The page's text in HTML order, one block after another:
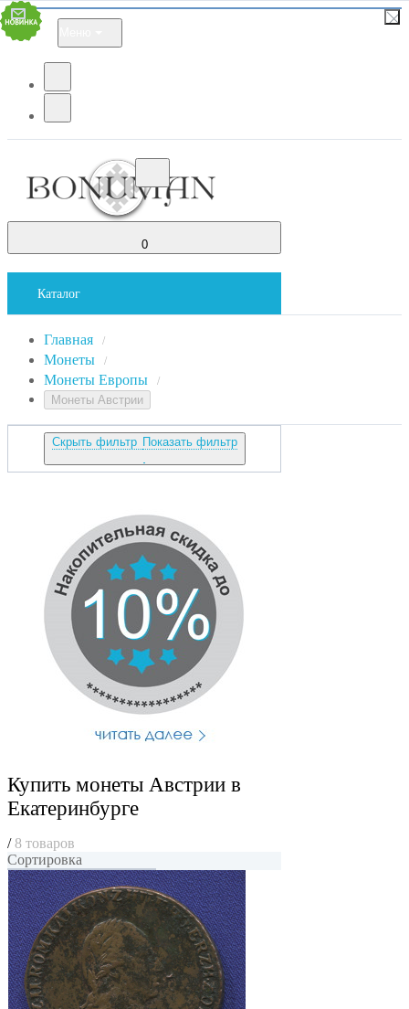
0
Каталог
Главная /
Монеты /
Монеты Европы /
Монеты Австрии
Скрыть фильтр Показать фильтр
Купить монеты Австрии в
Екатеринбурге
/ 8 товаров
Сортировка